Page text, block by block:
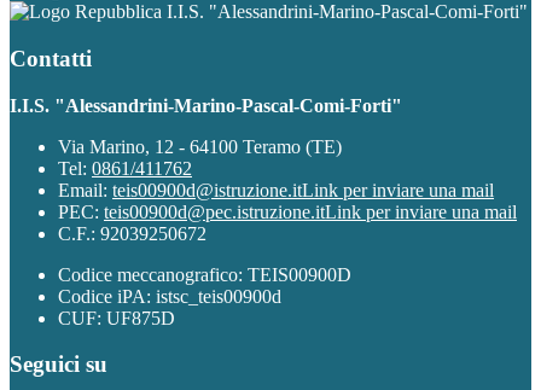
I.I.S. "Alessandrini-Marino-Pascal-Comi-Forti"
Contatti
I.I.S. "Alessandrini-Marino-Pascal-Comi-Forti"
Via Marino, 12 - 64100 Teramo (TE)
Tel: 0861/411762
Email: teis00900d@istruzione.itLink per inviare una mail
PEC: teis00900d@pec.istruzione.itLink per inviare una mail
C.F.: 92039250672
Codice meccanografico: TEIS00900D
Codice iPA: istsc_teis00900d
CUF: UF875D
Seguici su